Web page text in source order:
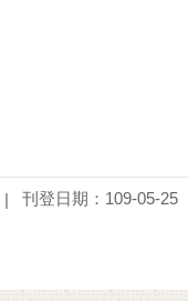
刊登日期：109-05-25